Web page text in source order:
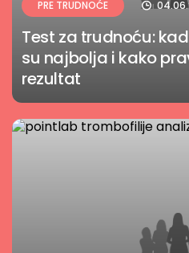
PRE TRUDNOĆE
Test za trudnoću:
su najbolja i kako
rezultat